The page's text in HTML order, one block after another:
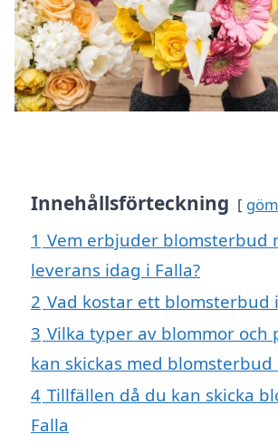
Innehållsförteckning
1 Vem erbjuder blomsterbud
leverans idag i Falla?
2 Vad kostar ett blomsterbud
3 Vilka typer av blommor och
kan skickas med blomsterbud
4 Tillfällen då du kan skicka
Falla